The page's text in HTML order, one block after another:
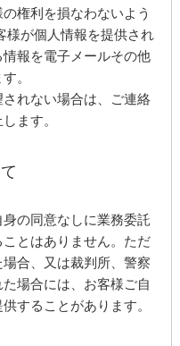
権利を損なわないよう
様が個人情報を提供され
報を電子メールその他
。
れない場合は、ご連絡
ます。
の同意なしに業務委託
とはありません。ただ
合、又は裁判所、警察
場合には、お客様ご自
することがあります。